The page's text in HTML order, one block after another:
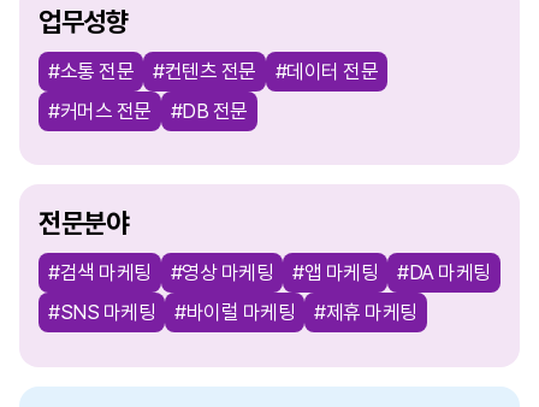
업무성향
#소통 전문 #컨텐츠 전문
#데이터 전문
#커머스 전문
#DB 전문
전문분야
#검색 마케팅 #영상 마케팅 #앱 마케팅
#DA 마케팅
#SNS 마케팅
#바이럴 마케팅 #제휴 마케팅